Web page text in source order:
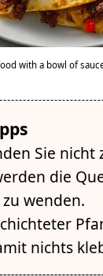
with a bowl of
Sie nicht
die
wenden.
nichts